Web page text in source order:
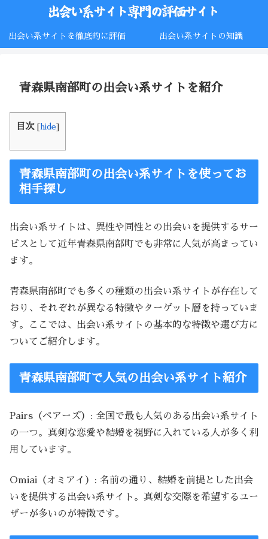
出会い系サイトを徹底的に評価 出会い系サイトの知識
青森県南部町の出会い系サイトを紹介
目次 [ hide]
青森県南部町の出会い系サイトを使ってお
相手探し
出会い系サイトは、異性や同性との出会いを提供するサー
ビスとして近年青森県南部町でも非常に人気が高まってい
ます。
青森県南部町でも多くの種類の出会い系サイトが存在して
おり、それぞれが異なる特徴やターゲット層を持っていま
す。ここでは、出会い系サイトの基本的な特徴や選び方に
ついてご紹介します。
青森県南部町で人気の出会い系サイト紹介
Pairs（ペアーズ）: 全国で最も人気のある出会い系サイト
の一つ。真剣な恋愛や結婚を視野に入れている人が多く利
用しています。
Omiai（オミアイ）: 名前の通り、結婚を前提とした出会
いを提供する出会い系サイト。真剣な交際を希望するユー
ザーが多いのが特徴です。